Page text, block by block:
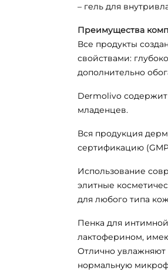
– гель для
Преимущества
Все продукты
свойствами:
дополнительно
Dermolivo
младенцев.
Вся продукция
сертификацию
Использование
элитные
для любого типа
Пенка для
лактоферином,
Отлично увлажняют
нормальную